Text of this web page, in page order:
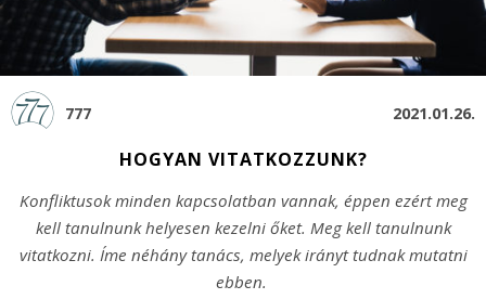
777 2021.01.26.
HOGYAN VITATKOZZUNK?
Konfliktusok minden kapcsolatban vannak, éppen ezért meg
kell tanulnunk helyesen kezelni őket. Meg kell tanulnunk
vitatkozni. Íme néhány tanács, melyek irányt tudnak mutatni
ebben.